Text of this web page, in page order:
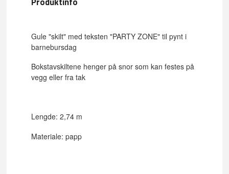
Gule "skilt" med teksten "PARTY ZONE" til pynt i
barnebursdag
Bokstavskiltene henger på snor som kan festes på
vegg eller fra tak
Lengde: 2,74 m
Materiale: papp